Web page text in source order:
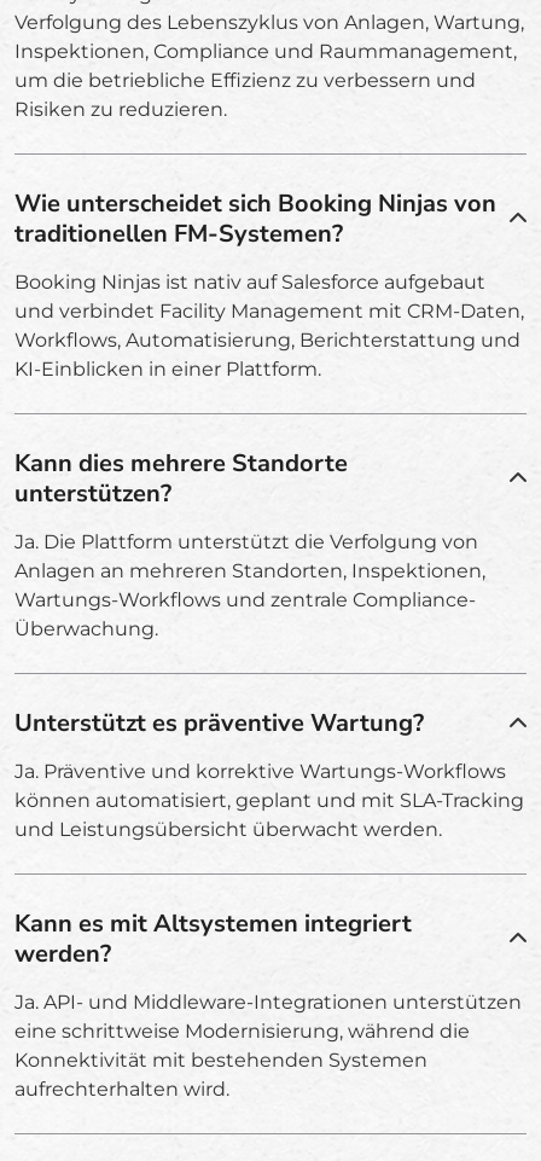
Verfolgung des Lebenszyklus von Anlagen, Wartung,
Inspektionen, Compliance und Raummanagement,
um die betriebliche Effizienz zu verbessern und
Risiken zu reduzieren.
Wie unterscheidet sich Booking Ninjas von
traditionellen FM-Systemen?
Booking Ninjas ist nativ auf Salesforce aufgebaut
und verbindet Facility Management mit CRM-Daten,
Workflows, Automatisierung, Berichterstattung und
KI-Einblicken in einer Plattform.
Kann dies mehrere Standorte
unterstützen?
Ja. Die Plattform unterstützt die Verfolgung von
Anlagen an mehreren Standorten, Inspektionen,
Wartungs-Workflows und zentrale Compliance-
Überwachung.
Unterstützt es präventive Wartung?
Ja. Präventive und korrektive Wartungs-Workflows
können automatisiert, geplant und mit SLA-Tracking
und Leistungsübersicht überwacht werden.
Kann es mit Altsystemen integriert
werden?
Ja. API- und Middleware-Integrationen unterstützen
eine schrittweise Modernisierung, während die
Konnektivität mit bestehenden Systemen
aufrechterhalten wird.